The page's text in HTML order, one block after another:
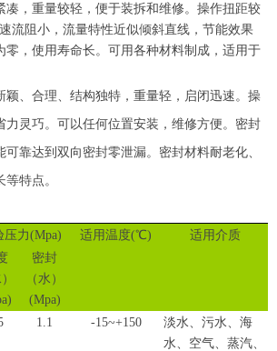
凑，重量较轻，便于装拆和维修。操作扭距较
流阻小，流量特性近似倾斜直线，节能效果
零，使用寿命长。可用各种材料制成，适用于
颖、合理、结构独特，重量轻，启闭迅速。操
力灵巧。可以任何位置安装，维修方便。密封
靠达到双向密封零泄漏。密封材料耐老化、
特点。
压力(Mpa) 适用温度(℃)
适用介质
密封
（水）
(Mpa)
1.1 -15~+150
淡水、污水、海
水、空气、蒸汽、